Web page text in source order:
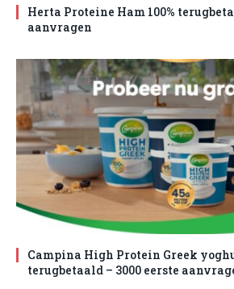
Herta Proteine Ham 100%
aanvragen
Campina High Protein Greek
terugbetaald – 3000 eerste